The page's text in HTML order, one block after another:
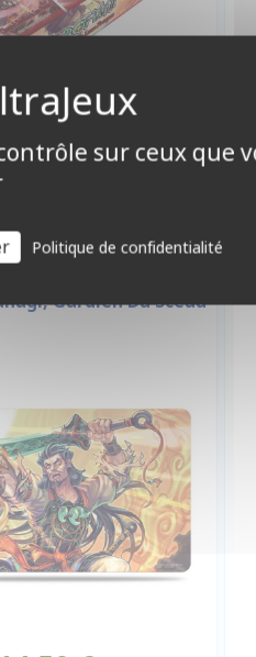
€
Disponible
Gardien Du Sceau
sur ceux que
Politique de confidentialité